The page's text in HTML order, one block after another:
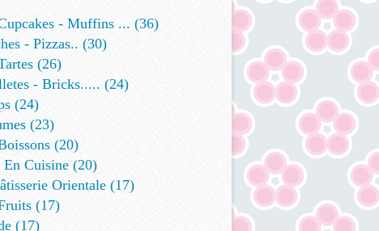
- Muffins ... (36)
- Pizzas.. (30)
(26)
- Bricks..... (24)
(24)
(23)
(20)
En Cuisine (20)
Orientale (17)
(17)
(17)